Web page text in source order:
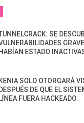
SE
HABÍAN ESTADO
KENIA SOLO OTORGARÁ
DESPUÉS DE QUE EL
LÍNEA FUERA HACKEADO